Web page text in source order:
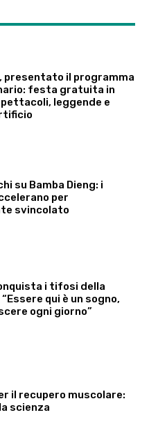
presentato il programma
festa gratuita in
leggende e
su Bamba Dieng: i
per
svincolato
i tifosi della
qui è un sogno,
ogni giorno”
il recupero muscolare:
scienza